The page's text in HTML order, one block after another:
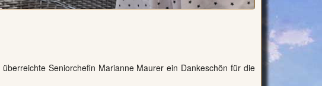
Seniorchefin Marianne Maurer ein Dankeschön für die